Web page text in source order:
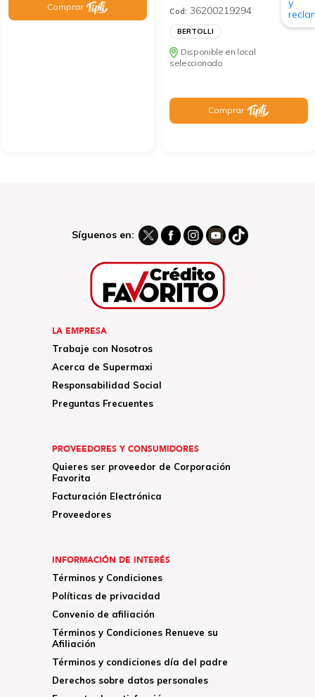
Comprar Cod: 36200219294
BERTOLLI
Disponible en local
seleccionado
Comprar
Síguenos en:
LA EMPRESA
Trabaje con Nosotros
Acerca de Supermaxi
Responsabilidad Social
Preguntas Frecuentes
PROVEEDORES Y CONSUMIDORES
Quieres ser proveedor de Corporación
Favorita
Facturación Electrónica
Proveedores
INFORMACIÓN DE INTERÉS
Términos y Condiciones
Políticas de privacidad
Convenio de afiliación
Términos y Condiciones Renueve su
Afiliación
Términos y condiciones día del padre
Derechos sobre datos personales